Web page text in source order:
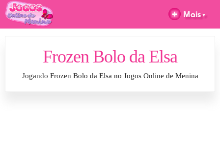
Frozen Bolo da Elsa
Jogando Frozen Bolo da Elsa no Jogos Online de Menina